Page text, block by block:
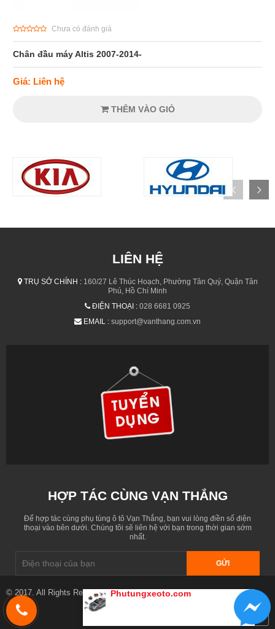
Chưa có đánh giá
Chân đầu máy Altis 2007-2014-
Giá: Liên hệ
THÊM VÀO GIỎ
LIÊN HỆ
TRỤ SỞ CHÍNH :160/27 Lê Thúc Hoạch, Phường Tân Quý, Quận Tân
Phú, Hồ Chí Minh
ĐIỆN THOẠI : 028 6681 0925
EMAIL : support@vanthang.com.vn
HỢP TÁC CÙNG VẠN THẮNG
Để hợp tác cùng phụ tùng ô tô Vạn Thắng, bạn vui lòng điền số điện
thoại vào bên dưới. Chúng tôi sẽ liên hệ với bạn trong thời gian sớm
nhất.
GỬI
© 2017. All Rights Reserved. Designed byphutungxeoto.com
Phutungxeoto.com